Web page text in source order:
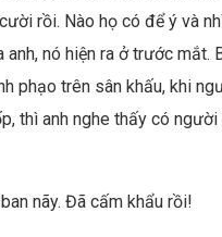
rồi. Nào họ có để ý và
anh, nó hiện ra ở trước mắt.
phạo trên sân khấu, khi
thì anh nghe thấy có
nãy. Đã cấm khẩu rồi!